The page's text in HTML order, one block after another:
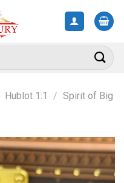
Hublot 1:1 / Spirit of Big